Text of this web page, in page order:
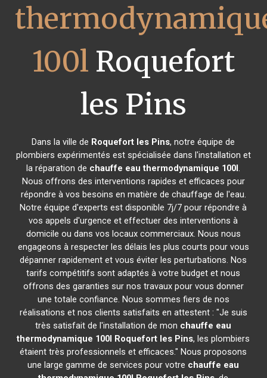
100l Roquefort
les Pins
Dans la ville de Roquefort les Pins, notre équipe de
plombiers expérimentés est spécialisée dans l'installation et
la réparation de chauffe eau thermodynamique 100l.
Nous offrons des interventions rapides et efficaces pour
répondre à vos besoins en matière de chauffage de l'eau.
Notre équipe d'experts est disponible 7j/7 pour répondre à
vos appels d'urgence et effectuer des interventions à
domicile ou dans vos locaux commerciaux. Nous nous
engageons à respecter les délais les plus courts pour vous
dépanner rapidement et vous éviter les perturbations. Nos
tarifs compétitifs sont adaptés à votre budget et nous
offrons des garanties sur nos travaux pour vous donner
une totale confiance. Nous sommes fiers de nos
réalisations et nos clients satisfaits en attestent : "Je suis
très satisfait de l'installation de mon chauffe eau
thermodynamique 100l Roquefort les Pins, les plombiers
étaient très professionnels et efficaces." Nous proposons
une large gamme de services pour votre chauffe eau